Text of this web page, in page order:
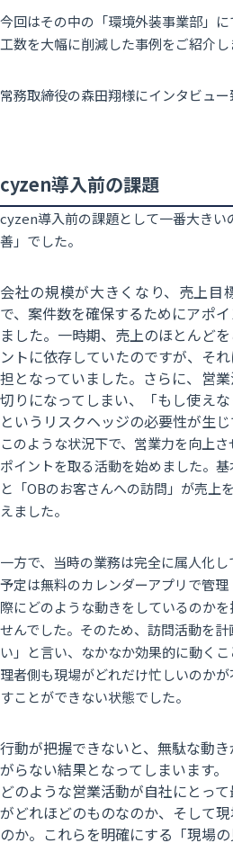
今回はその中の「環境外装事業部」
工数を大幅に削減した事例をご紹介し
常務取締役の森田翔様にインタビュー
cyzen導入前の課題
cyzen導入前の課題として一番大きい
善」でした。
会社の規模が大きくなり、売上目
で、案件数を確保するためにアポ
ました。一時期、売上のほとんど
ントに依存していたのですが、そ
担となっていました。さらに、営
切りになってしまい、「もし使えな
というリスクヘッジの必要性が生じ
このような状況下で、営業力を向上
ポイントを取る活動を始めました。基
と「OBのお客さんへの訪問」が売上
えました。
一方で、当時の業務は完全に属人化
予定は無料のカレンダーアプリで管理
際にどのような動きをしているのか
せんでした。そのため、訪問活動を
い」と言い、なかなか効果的に動く
理者側も現場がどれだけ忙しいのか
すことができない状態でした。
行動が把握できないと、無駄な動
がらない結果となってしまいます。
どのような営業活動が自社にとっ
がどれほどのものなのか、そして
のか。これらを明確にする「現場